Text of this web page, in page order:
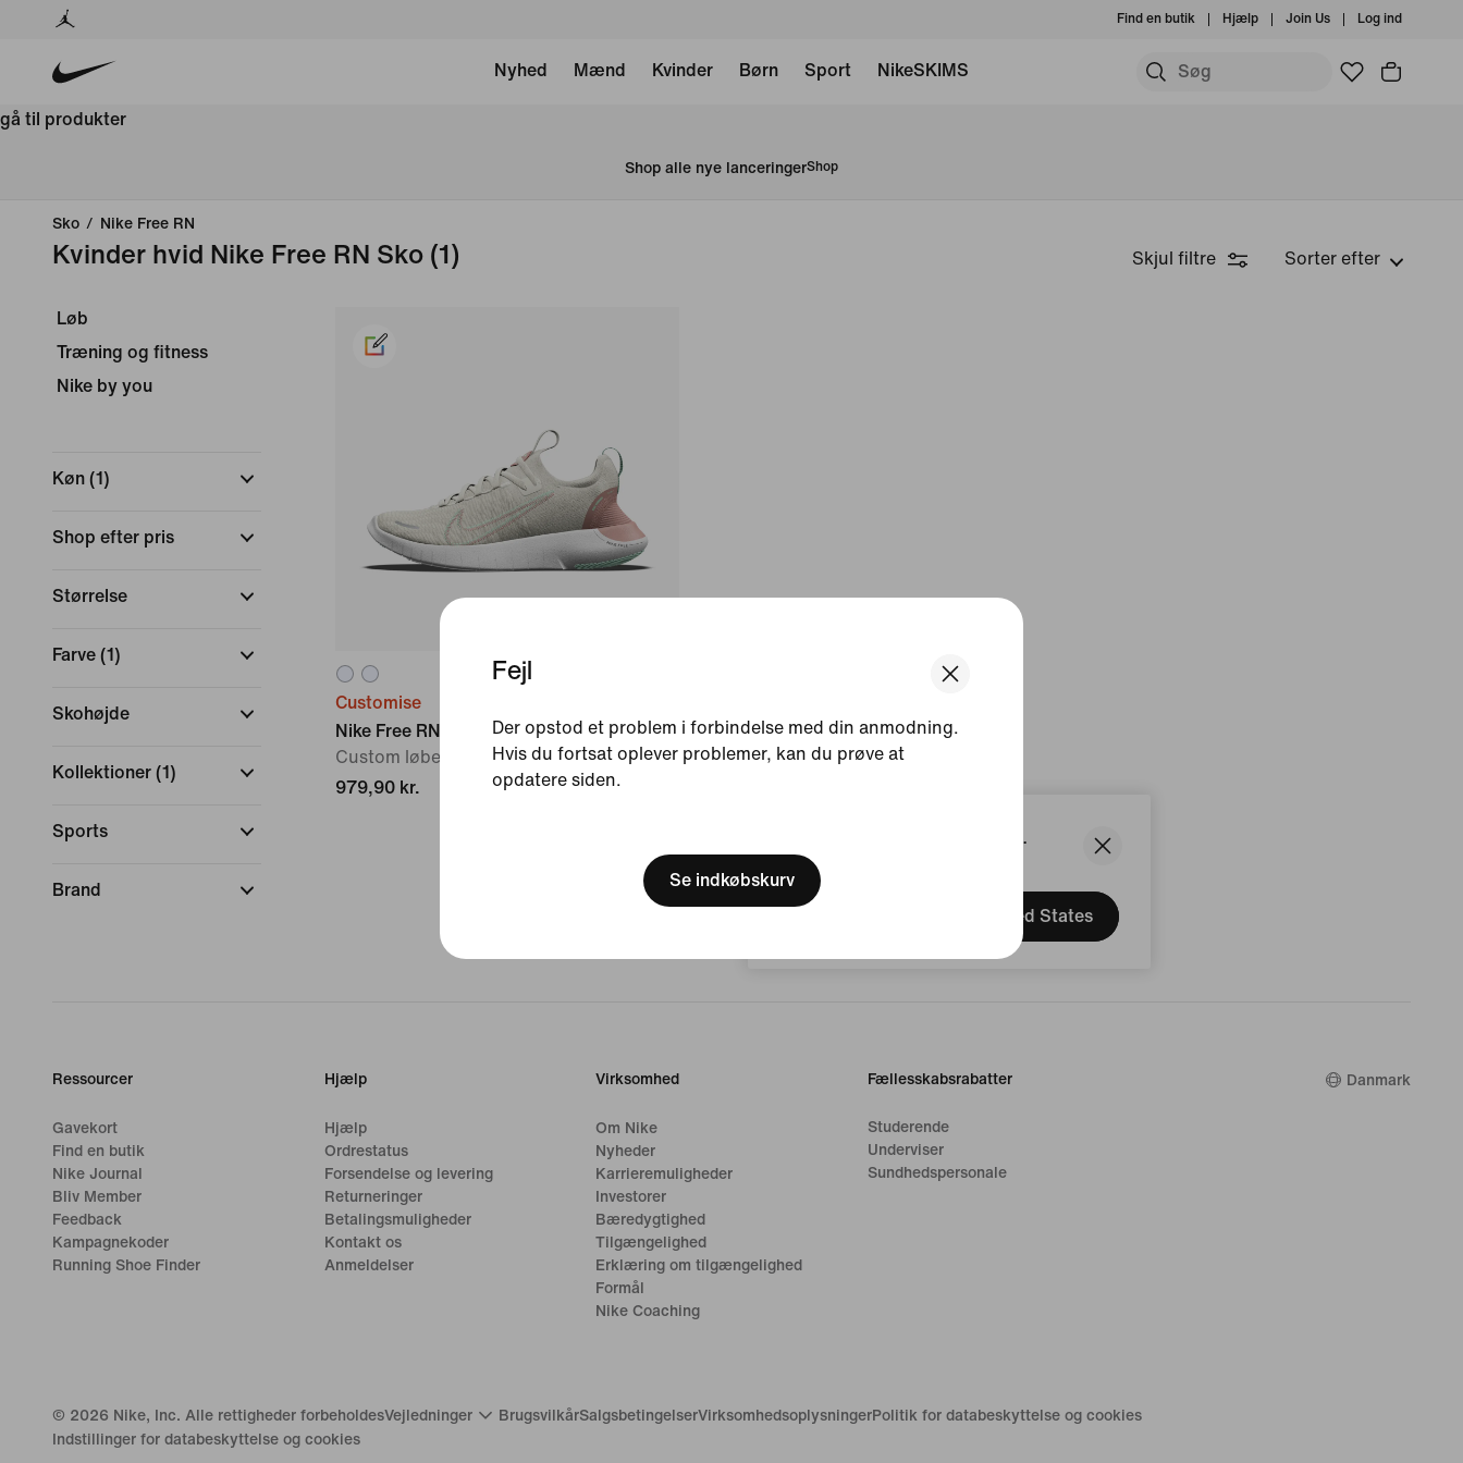
We think you are in United States.
Update your location?
United States
Fejl
Der opstod et problem i forbindelse med din anmodning.
Hvis du fortsat oplever problemer, kan du prøve at
opdatere siden.
Se indkøbskurv
Find en butik Hjælp Join Us Log ind
Nyhed Mænd Kvinder Børn Sport NikeSKIMS
gå til produkter
Shop alle nye lanceringerShop
Sko / Nike Free RN
Kvinder hvid Nike Free RN Sko (1) Skjul filtre Sorter efter
Løb
Træning og fitness
Nike by you
Køn (1)
Shop efter pris
Størrelse
Farve (1)
Skohøjde
Kollektioner (1)
Sports
Brand
Customise
Nike Free RN By You
Custom løbesko til vej til kvinder
979,90 kr.
Ressourcer
Gavekort
Find en butik
Nike Journal
Bliv Member
Feedback
Kampagnekoder
Running Shoe Finder
Hjælp
Hjælp
Ordrestatus
Forsendelse og levering
Returneringer
Betalingsmuligheder
Kontakt os
Anmeldelser
Virksomhed
Om Nike
Nyheder
Karrieremuligheder
Investorer
Bæredygtighed
Tilgængelighed
Erklæring om tilgængelighed
Formål
Nike Coaching
Fællesskabsrabatter
Studerende
Underviser
Sundhedspersonale
Danmark
© 2026 Nike, Inc. Alle rettigheder forbeholdesVejledninger BrugsvilkårSalgsbetingelserVirksomhedsoplysningerPolitik for databeskyttelse og cookies
Indstillinger for databeskyttelse og cookies